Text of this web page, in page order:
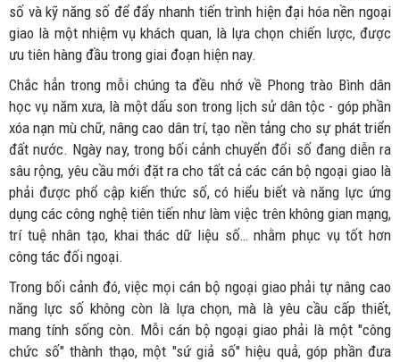
số và kỹ năng số để đẩy nhanh tiến trình hiện đại hóa nền ngoại
giao là một nhiệm vụ khách quan, là lựa chọn chiến lược, được
ưu tiên hàng đầu trong giai đoạn hiện nay.
Chắc hẳn trong mỗi chúng ta đều nhớ về Phong trào Bình dân
học vụ năm xưa, là một dấu son trong lịch sử dân tộc - góp phần
xóa nạn mù chữ, nâng cao dân trí, tạo nền tảng cho sự phát triển
đất nước. Ngày nay, trong bối cảnh chuyển đổi số đang diễn ra
sâu rộng, yêu cầu mới đặt ra cho tất cả các cán bộ ngoại giao là
phải được phổ cập kiến thức số, có hiểu biết và năng lực ứng
dụng các công nghệ tiên tiến như làm việc trên không gian mạng,
trí tuệ nhân tạo, khai thác dữ liệu số… nhằm phục vụ tốt hơn
công tác đối ngoại.
Trong bối cảnh đó, việc mọi cán bộ ngoại giao phải tự nâng cao
năng lực số không còn là lựa chọn, mà là yêu cầu cấp thiết,
mang tính sống còn. Mỗi cán bộ ngoại giao phải là một "công
chức số" thành thạo, một "sứ giả số" hiệu quả, góp phần đưa